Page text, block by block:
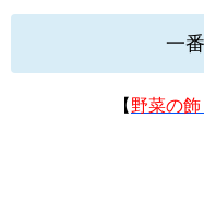
一
【 野菜の